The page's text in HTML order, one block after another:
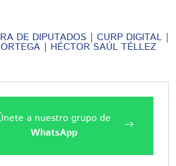
DE DIPUTADOS CURP DIGITAL
HÉCTOR SAÚL TÉLLEZ
a nuestro grupo de
WhatsApp